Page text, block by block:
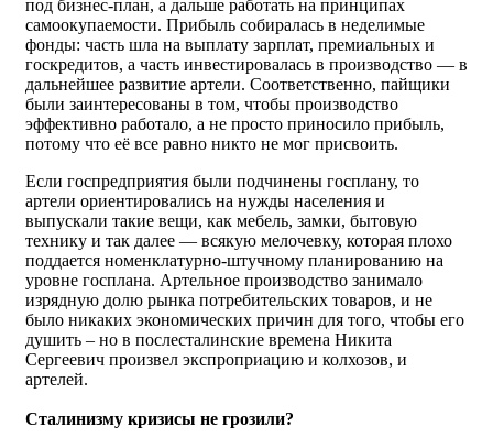
под бизнес-план, а дальше работать на принципах
самоокупаемости. Прибыль собиралась в неделимые
фонды: часть шла на выплату зарплат, премиальных и
госкредитов, а часть инвестировалась в производство — в
дальнейшее развитие артели. Соответственно, пайщики
были заинтересованы в том, чтобы производство
эффективно работало, а не просто приносило прибыль,
потому что её все равно никто не мог присвоить.
Если госпредприятия были подчинены госплану, то
артели ориентировались на нужды населения и
выпускали такие вещи, как мебель, замки, бытовую
технику и так далее — всякую мелочевку, которая плохо
поддается номенклатурно-штучному планированию на
уровне госплана. Артельное производство занимало
изрядную долю рынка потребительских товаров, и не
было никаких экономических причин для того, чтобы его
душить – но в послесталинские времена Никита
Сергеевич произвел экспроприацию и колхозов, и
артелей.
Сталинизму кризисы не грозили?